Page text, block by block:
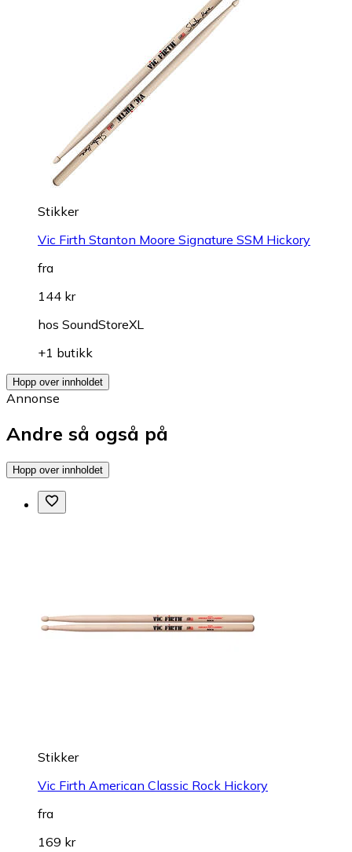
Stikker
Vic Firth Stanton Moore Signature SSM Hickory
fra
144 kr
hos SoundStoreXL
+1 butikk
Hopp over innholdet
Annonse
Andre så også på
Hopp over innholdet
Stikker
Vic Firth American Classic Rock Hickory
fra
169 kr